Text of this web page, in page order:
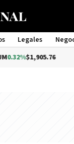
Legales